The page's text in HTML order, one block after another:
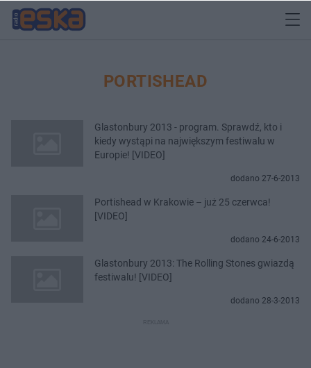
PORTISHEAD
Glastonbury 2013 - program. Sprawdź, kto i
kiedy wystąpi na największym festiwalu w
Europie! [VIDEO]
dodano 27-6-2013
Portishead w Krakowie – już 25 czerwca!
[VIDEO]
dodano 24-6-2013
Glastonbury 2013: The Rolling Stones gwiazdą
festiwalu! [VIDEO]
dodano 28-3-2013